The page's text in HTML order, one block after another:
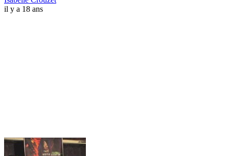
il y a 18 ans